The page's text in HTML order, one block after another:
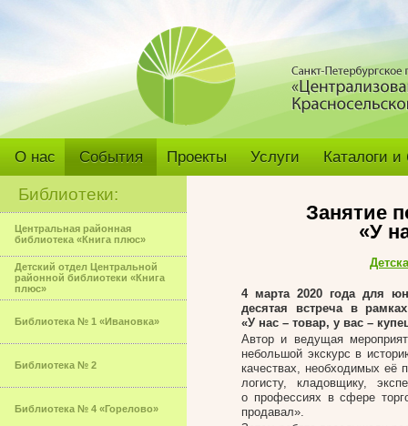
О нас События Проекты Услуги Каталоги
Библиотеки:
Центральная районная
библиотека «Книга плюс»
Детский отдел Центральной
районной библиотеки «Книга
плюс»
Библиотека № 1 «Ивановка»
Библиотека № 2
Библиотека № 4 «Горелово»
Занятие
«У
4 марта 2020 года для
десятая встреча в
«У нас – товар, у вас –
Автор и ведущая
небольшой экскурс в
качествах, необходимых её
логисту, кладовщику,
о профессиях в сфере
продавал».